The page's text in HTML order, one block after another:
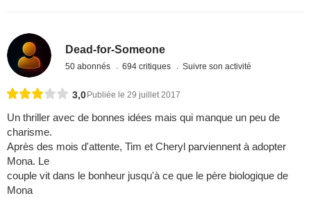
Dead-for-Someone
50 abonnés 694 critiques Suivre son activité
3,0 Publiée le 29 juillet 2017
Un thriller avec de bonnes idées mais qui manque un peu de
charisme.
Après des mois d'attente, Tim et Cheryl parviennent à adopter
Mona. Le
couple vit dans le bonheur jusqu'à ce que le père biologique de
Mona